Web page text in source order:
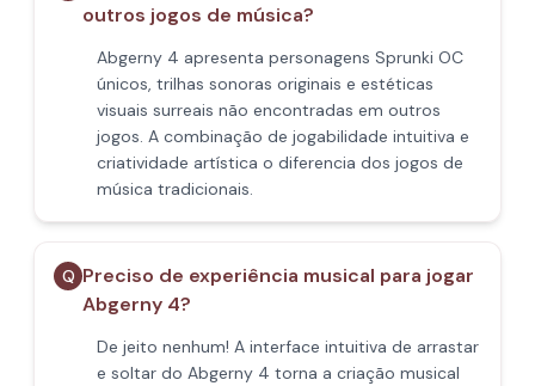
outros jogos de música?
Abgerny 4 apresenta personagens Sprunki OC
únicos, trilhas sonoras originais e estéticas
visuais surreais não encontradas em outros
jogos. A combinação de jogabilidade intuitiva e
criatividade artística o diferencia dos jogos de
música tradicionais.
Q Preciso de experiência musical para jogar
Abgerny 4?
De jeito nenhum! A interface intuitiva de arrastar
e soltar do Abgerny 4 torna a criação musical